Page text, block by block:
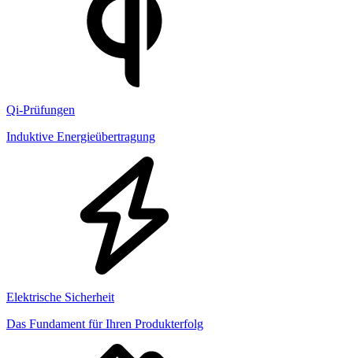
Qi-Prüfungen
Induktive Energieübertragung
Elektrische Sicherheit
Das Fundament für Ihren Produkterfolg